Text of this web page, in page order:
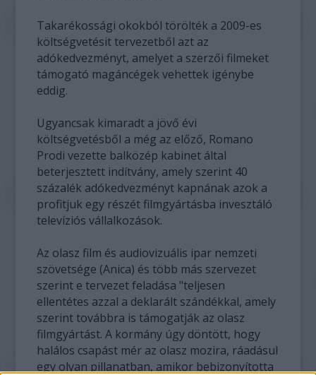
Takarékossági okokból törölték a 2009-es
költségvetésit tervezetből azt az
adókedvezményt, amelyet a szerzői filmeket
támogató magáncégek vehettek igénybe
eddig.
Ugyancsak kimaradt a jövő évi
költségvetésből a még az előző, Romano
Prodi vezette balközép kabinet által
beterjesztett indítvány, amely szerint 40
százalék adókedvezményt kapnának azok a
profitjuk egy részét filmgyártásba invesztáló
televíziós vállalkozások.
Az olasz film és audiovizuális ipar nemzeti
szövetsége (Anica) és több más szervezet
szerint e tervezet feladása "teljesen
ellentétes azzal a deklarált szándékkal, amely
szerint továbbra is támogatják az olasz
filmgyártást. A kormány úgy döntött, hogy
halálos csapást mér az olasz mozira, ráadásul
egy olyan pillanatban, amikor bebizonyította